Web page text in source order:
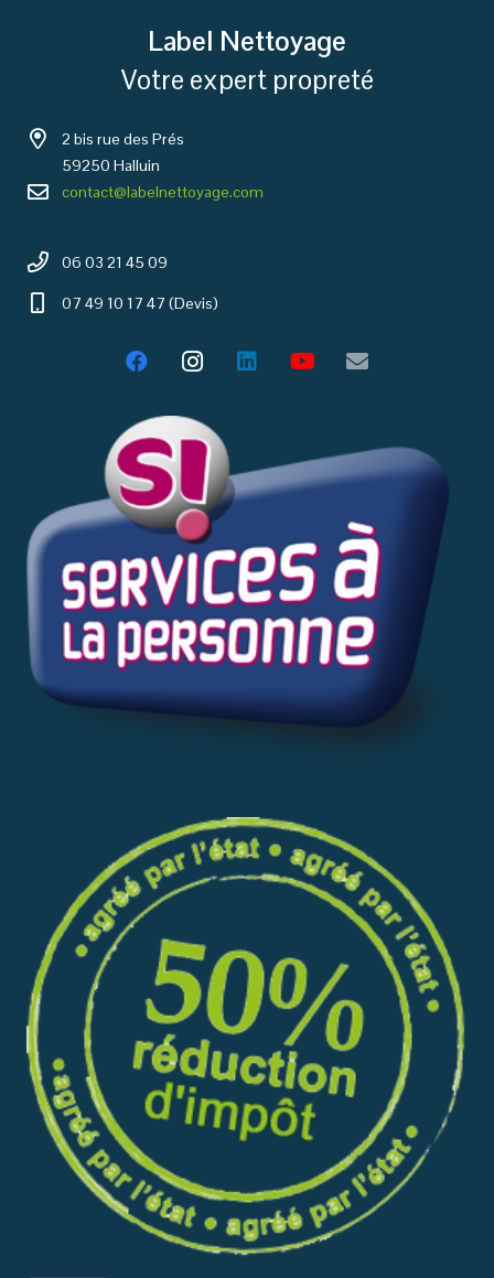
Label Nettoyage
Votre expert propreté
2 bis rue des Prés
59250 Halluin
contact@labelnettoyage.com
06 03 21 45 09
07 49 10 17 47 (Devis)